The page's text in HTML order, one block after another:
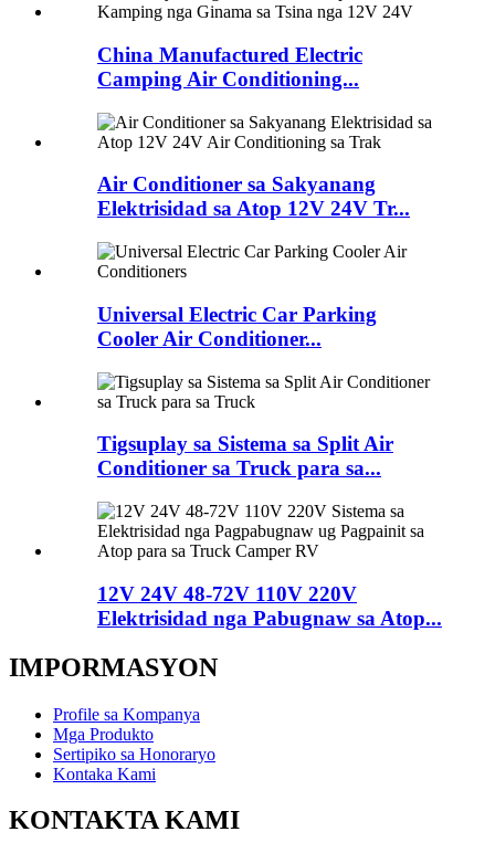
China Manufactured Electric
Camping Air Conditioning...
Air Conditioner sa Sakyanang
Elektrisidad sa Atop 12V 24V Tr...
Universal Electric Car Parking
Cooler Air Conditioner...
Tigsuplay sa Sistema sa Split Air
Conditioner sa Truck para sa...
12V 24V 48-72V 110V 220V
Elektrisidad nga Pabugnaw sa Atop...
IMPORMASYON
Profile sa Kompanya
Mga Produkto
Sertipiko sa Honoraryo
Kontaka Kami
KONTAKTA KAMI